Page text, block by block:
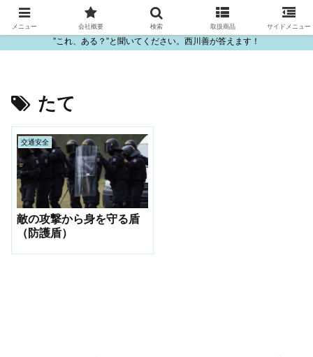
ビニール・プラスチック製品の卸販売は西川善
”これ、ある？”と聞いてください。西川善が答えます！
たて
交通安全
敵の攻撃から身を守る盾
（防護盾）
メニュー 会社概要 検索 取扱商品 サイドメニュー